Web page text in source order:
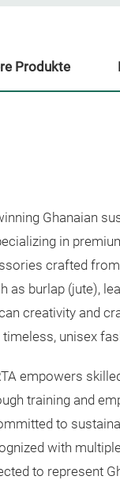
Ghanaian
in
crafted
as burlap (jute),
creativity and
unisex
empowers
training and
to
with
to represent
Produkte